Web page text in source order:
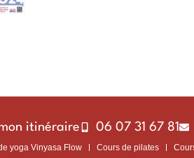
itinéraire 06 07 31 67 81
yoga Vinyasa Flow Cours de pilates